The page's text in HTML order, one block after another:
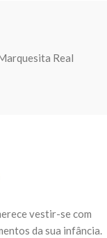
Real
vestir-se com
da sua infância.